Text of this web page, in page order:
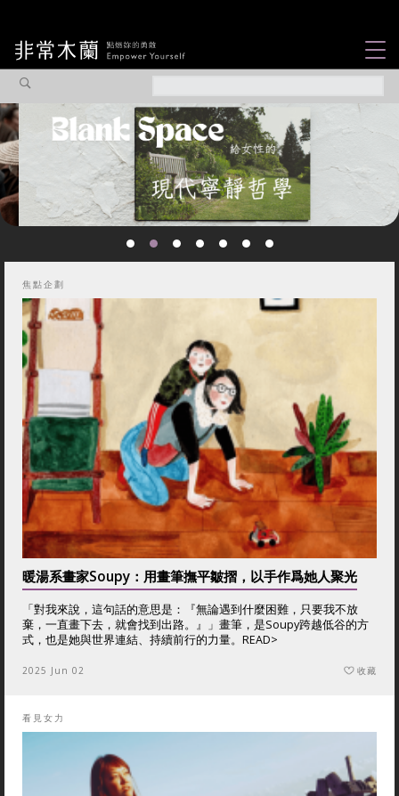
觀點專欄
焦點企劃
社會企業
認識我們
焦點企劃
暖湯系畫家Soupy：用畫筆撫平皺摺，以手作爲她人聚光
「對我來說，這句話的意思是：『無論遇到什麼困難，只要我不放
棄，一直畫下去，就會找到出路。』」畫筆，是Soupy跨越低谷的方
式，也是她與世界連結、持續前行的力量。 READ>
2025 Jun 02 收藏
看見女力